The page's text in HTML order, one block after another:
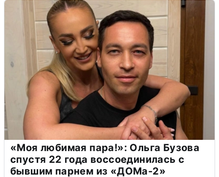
«Моя любимая пара!»: Ольга Бузова
спустя 22 года воссоединилась с
бывшим парнем из «ДОМа-2»